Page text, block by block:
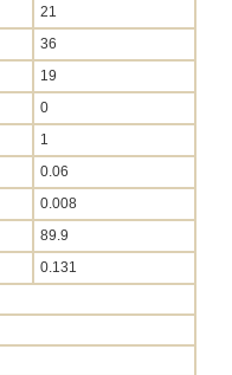
21
36
19
0
1
0.06
0.008
89.9
0.131